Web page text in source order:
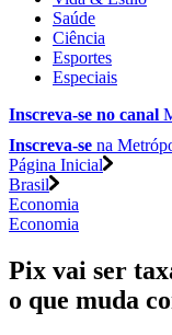
Saúde
Ciência
Esportes
Especiais
Inscreva-se no canal
Inscreva-se na
Página Inicial
Brasil
Economia
Economia
Pix vai ser
o que muda